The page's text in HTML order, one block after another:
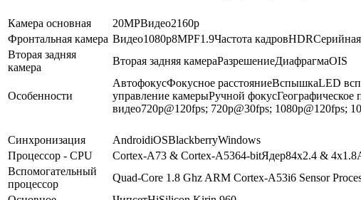
Камера основная
20MPВидео2160p
Фронтальная камера Видео1080p8MPF1.9Частота кадровHDR
Вторая задняя
камера
Вторая задняя камераРазрешениеДиафрагмаOIS
Особенности
АвтофокусФокусное расстояниеВспышкаLED
управление камерыРучной фокусГеографическое
видео720p@120fps; 720p@30fps; 1080p@120fps;
Синхронизация
AndroidiOSBlackberryWindows
Процессор - CPU
Cortex-A73 & Cortex-A5364-bitЯдер84x2.4 & 4x1.8
Вспомогательный
процессор
Quad-Core 1.8 Ghz ARM Cortex-A53i6 Sensor